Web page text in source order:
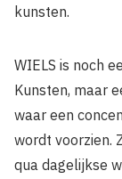
kunsten.
WIELS is noch
Kunsten, maar
waar een
wordt voorzien.
qua dagelijkse